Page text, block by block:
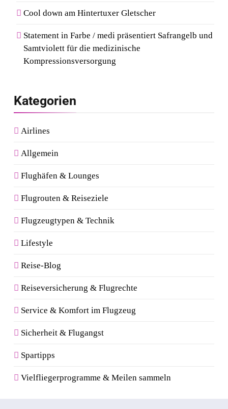
Cool down am Hintertuxer Gletscher
Statement in Farbe / medi präsentiert Safrangelb und
Samtviolett für die medizinische
Kompressionsversorgung
Kategorien
Airlines
Allgemein
Flughäfen & Lounges
Flugrouten & Reiseziele
Flugzeugtypen & Technik
Lifestyle
Reise-Blog
Reiseversicherung & Flugrechte
Service & Komfort im Flugzeug
Sicherheit & Flugangst
Spartipps
Vielfliegerprogramme & Meilen sammeln